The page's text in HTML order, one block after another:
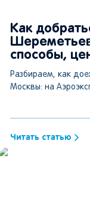
Как
способы,
Разбираем, как
Москвы: на
Читать статью